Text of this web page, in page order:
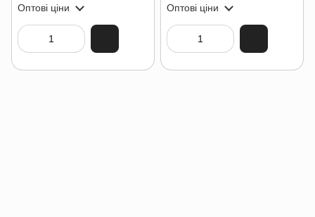
Оптові ціни Оптові ціни